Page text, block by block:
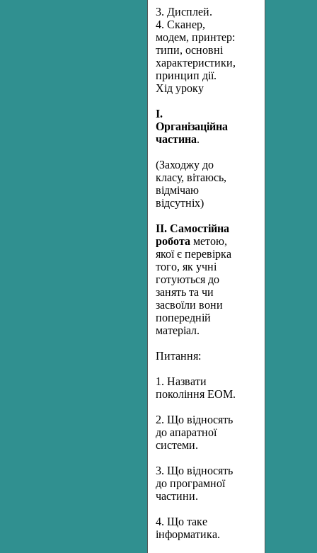
3. Дисплей.
4. Сканер,
модем, принтер:
типи, основні
характеристики,
принцип дії.
Хід уроку
І.
Організаційна
частина.
(Заходжу до
класу, вітаюсь,
відмічаю
відсутніх)
ІІ. Самостійна
робота метою,
якої є перевірка
того, як учні
готуються до
занять та чи
засвоїли вони
попередній
матеріал.
Питання:
1. Назвати
покоління ЕОМ.
2. Що відносять
до апаратної
системи.
3. Що відносять
до програмної
частини.
4. Що таке
інформатика.